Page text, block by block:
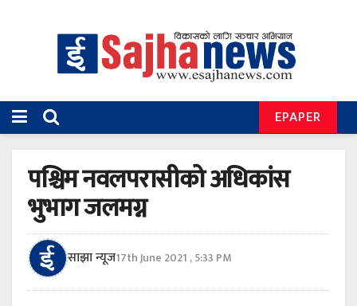
EPAPER
पश्चिम नवलपरासीको अधिकांस
भुभाग जलमग्न
साझा न्यूज17th June 2021 , 5:33 PM